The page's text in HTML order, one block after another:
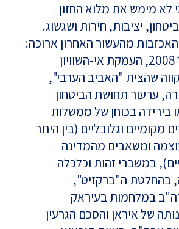
מימש את מלוא החזון
יציבות, חירות ושגשוג.
מהעשור האחרון ארוכה:
המשבר הפיננסי של 2008, העמקת אי-השוויון
שהצית "האביב הערבי",
ערעור תחושת הביטחון
בירידה בכוחן של ממשלות
וגלובליים (בין היתר
ומשאבים מהמדינה
במשברי זהות וכלכלה
בהחלטת ה"ברקזיט",
במלחמות בעיראק
של איראן והסכם הגרעין